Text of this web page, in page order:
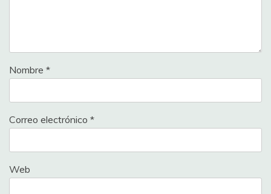
Nombre *
Correo electrónico *
Web